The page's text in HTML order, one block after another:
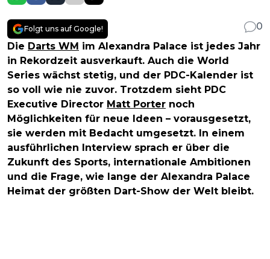
Folgt uns auf Google!
0
Die Darts WM im Alexandra Palace ist jedes Jahr
in Rekordzeit ausverkauft. Auch die World
Series wächst stetig, und der PDC-Kalender ist
so voll wie nie zuvor. Trotzdem sieht PDC
Executive Director Matt Porter noch
Möglichkeiten für neue Ideen – vorausgesetzt,
sie werden mit Bedacht umgesetzt. In einem
ausführlichen Interview sprach er über die
Zukunft des Sports, internationale Ambitionen
und die Frage, wie lange der Alexandra Palace
Heimat der größten Dart-Show der Welt bleibt.